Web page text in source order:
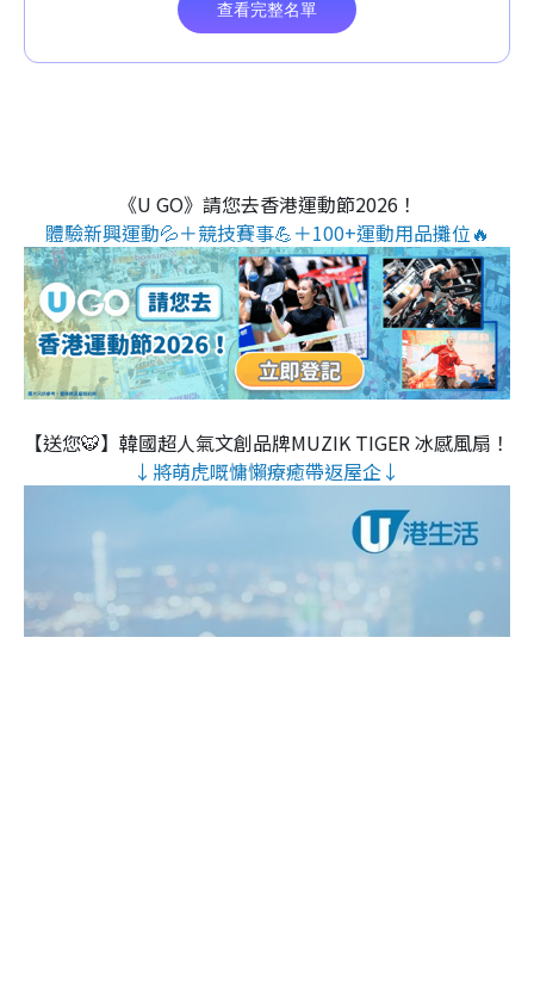
《U GO》請您去香港運動節2026！
體驗新興運動💦＋競技賽事💪＋100+運動用品攤位🔥
【送您🐯】韓國超人氣文創品牌MUZIK TIGER 冰感風扇！
↓將萌虎嘅慵懶療癒帶返屋企↓